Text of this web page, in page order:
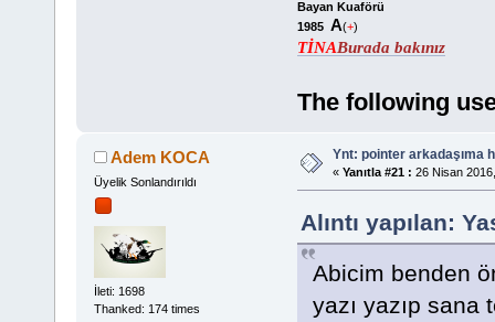
Bayan Kuaförü
1985 A(+)
TİNABurada bakınız
The following
Adem KOCA
Üyelik Sonlandırıldı
İleti: 1698
Thanked: 174 times
Ynt: pointer arkadaşıma
« Yanıtla #21 : 26 Nisan
Alıntı yapılan:
Abicim benden
yazı yazıp sana